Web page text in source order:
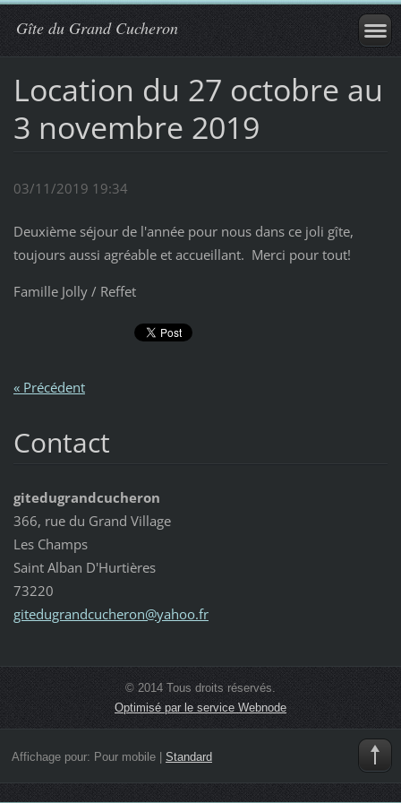
Gîte du Grand Cucheron
Location du 27 octobre au
3 novembre 2019
03/11/2019 19:34
Deuxième séjour de l'année pour nous dans ce joli gîte,
toujours aussi agréable et accueillant. Merci pour tout!
Famille Jolly / Reffet
« Précédent
Contact
gitedugrandcucheron
366, rue du Grand Village
Les Champs
Saint Alban D'Hurtières
73220
gitedugrandcucheron@yahoo.fr
© 2014 Tous droits réservés.
Optimisé par le service Webnode
Affichage pour: Pour mobile| Standard